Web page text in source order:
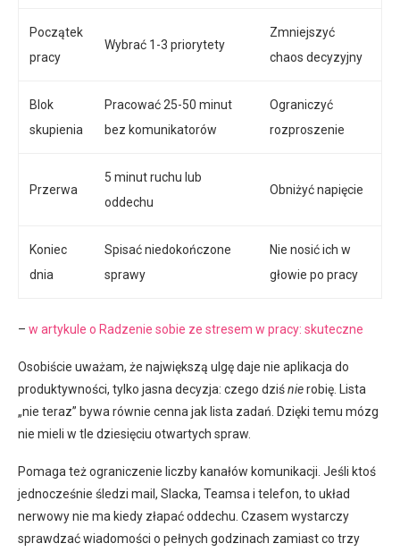
Początek
pracy
Wybrać 1-3 priorytety
Zmniejszyć
chaos decyzyjny
Blok
skupienia
Pracować 25-50 minut
bez komunikatorów
Ograniczyć
rozproszenie
Przerwa
5 minut ruchu lub
oddechu
Obniżyć napięcie
Koniec
dnia
Spisać niedokończone
sprawy
Nie nosić ich w
głowie po pracy
– w artykule o Radzenie sobie ze stresem w pracy: skuteczne
Osobiście uważam, że największą ulgę daje nie aplikacja do
produktywności, tylko jasna decyzja: czego dziśnierobię. Lista
„nie teraz” bywa równie cenna jak lista zadań. Dzięki temu mózg
nie mieli w tle dziesięciu otwartych spraw.
Pomaga też ograniczenie liczby kanałów komunikacji. Jeśli ktoś
jednocześnie śledzi mail, Slacka, Teamsa i telefon, to układ
nerwowy nie ma kiedy złapać oddechu. Czasem wystarczy
sprawdzać wiadomości o pełnych godzinach zamiast co trzy